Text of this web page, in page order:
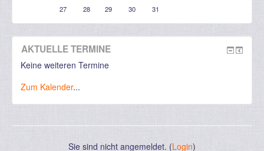
27
28 29 30 31
AKTUELLE TERMINE
Keine weiteren Termine
Zum Kalender...
Sie sind nicht angemeldet. (Login)